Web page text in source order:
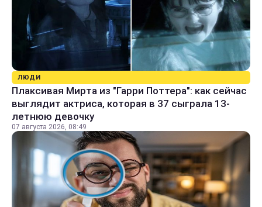
ЛЮДИ
Плаксивая Мирта из "Гарри Поттера": как сейчас
выглядит актриса, которая в 37 сыграла 13-
летнюю девочку
07 августа 2026, 08:49